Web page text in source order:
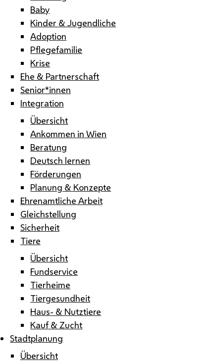
Baby
Kinder & Jugendliche
Adoption
Pflegefamilie
Krise
Ehe & Partnerschaft
Senior*innen
Integration
Übersicht
Ankommen in Wien
Beratung
Deutsch lernen
Förderungen
Planung & Konzepte
Ehrenamtliche Arbeit
Gleichstellung
Sicherheit
Tiere
Übersicht
Fundservice
Tierheime
Tiergesundheit
Haus- & Nutztiere
Kauf & Zucht
Stadtplanung
Übersicht